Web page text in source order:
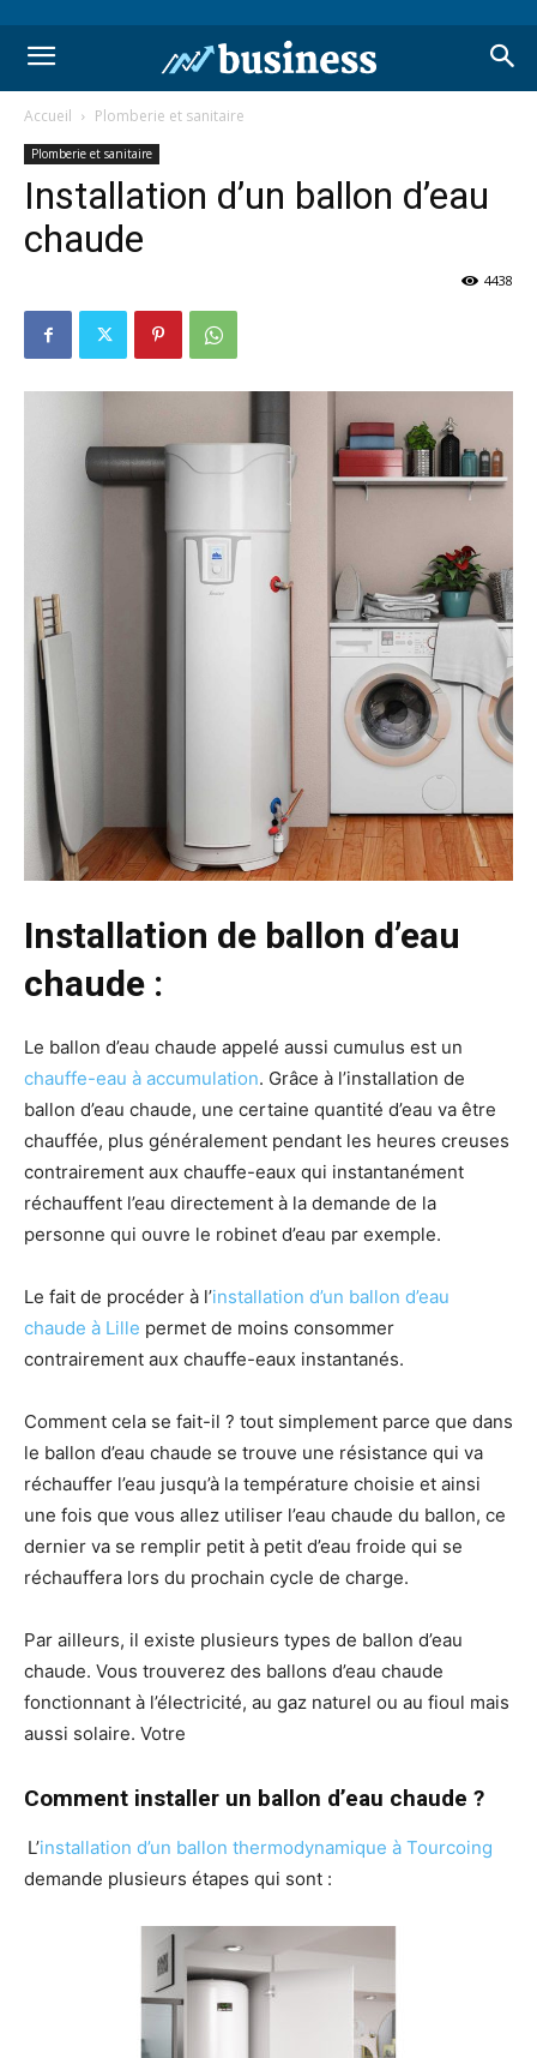
Accueil Plomberie et sanitaire
Plomberie et sanitaire
Installation d’un ballon d’eau
chaude
4438
Installation de ballon d’eau
chaude :
Le ballon d’eau chaude appelé aussi cumulus est un
chauffe-eau à accumulation. Grâce à l’installation de
ballon d’eau chaude, une certaine quantité d’eau va être
chauffée, plus généralement pendant les heures creuses
contrairement aux chauffe-eaux qui instantanément
réchauffent l’eau directement à la demande de la
personne qui ouvre le robinet d’eau par exemple.
Le fait de procéder à l’installation d’un ballon d’eau
chaude à Lille permet de moins consommer
contrairement aux chauffe-eaux instantanés.
Comment cela se fait-il ? tout simplement parce que dans
le ballon d’eau chaude se trouve une résistance qui va
réchauffer l’eau jusqu’à la température choisie et ainsi
une fois que vous allez utiliser l’eau chaude du ballon, ce
dernier va se remplir petit à petit d’eau froide qui se
réchauffera lors du prochain cycle de charge.
Par ailleurs, il existe plusieurs types de ballon d’eau
chaude. Vous trouverez des ballons d’eau chaude
fonctionnant à l’électricité, au gaz naturel ou au fioul mais
aussi solaire. Votre
Comment installer un ballon d’eau chaude ?
L’installation d’un ballon thermodynamique à Tourcoing
demande plusieurs étapes qui sont :